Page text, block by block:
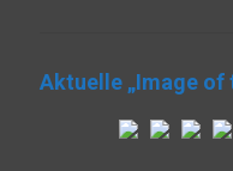
Aktuelle „Image of